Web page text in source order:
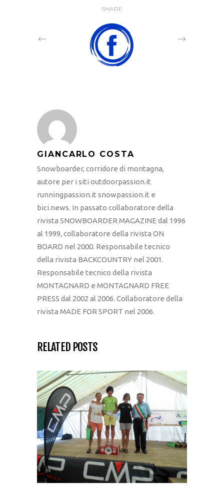
SHARE
GIANCARLO COSTA
Snowboarder, corridore di montagna,
autore per i siti outdoorpassion.it
runningpassion.it snowpassion.it e
bici.news. In passato collaboratore della
rivista SNOWBOARDER MAGAZINE dal 1996
al 1999, collaboratore della rivista ON
BOARD nel 2000. Responsabile tecnico
della rivista BACKCOUNTRY nel 2001.
Responsabile tecnico della rivista
MONTAGNARD e MONTAGNARD FREE
PRESS dal 2002 al 2006. Collaboratore della
rivista MADE FOR SPORT nel 2006.
RELATED POSTS